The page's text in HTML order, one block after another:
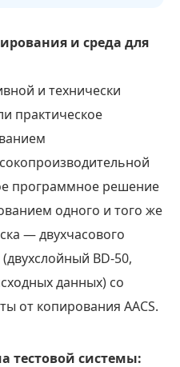
и среда для
и технически
практическое
программное решение
одного и того же
— двухчасового
BD-50,
данных) со
от копирования AACS.
тестовой системы: